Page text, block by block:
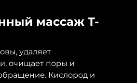
массаж T-
удаляет
очищает поры и
Кислород и